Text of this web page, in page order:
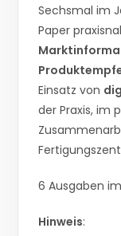
Sechsmal im
Paper
Einsatz von
der Praxis, im
6 Ausgaben
Hinweis: